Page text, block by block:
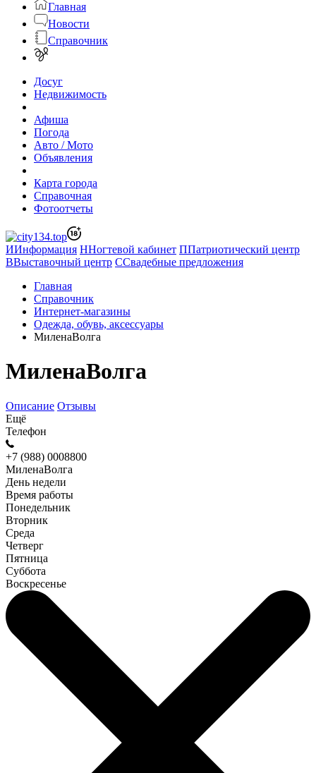
Главная
Новости
Справочник
Досуг
Недвижимость
Афиша
Погода
Авто / Мото
Объявления
Карта города
Справочная
Фотоотчеты
ИИнформация ННогтевой кабинет ППатриотический центр
ВВыставочный центр ССвадебные предложения
Главная
Справочник
Интернет-магазины
Одежда, обувь, аксессуары
МиленаВолга
МиленаВолга
Описание Отзывы
Ещё
Телефон
+7 (988) 0008800
МиленаВолга
День недели
Время работы
Понедельник
Вторник
Среда
Четверг
Пятница
Суббота
Воскресенье